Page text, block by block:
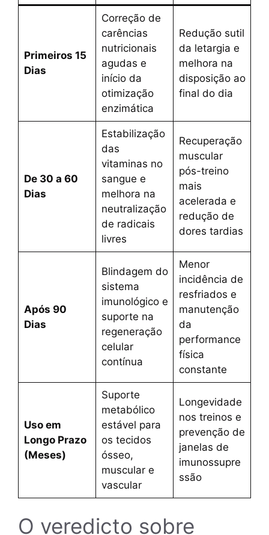
Primeiros 15
Dias
Correção de
carências
nutricionais
agudas e
início da
otimização
enzimática
Redução sutil
da letargia e
melhora na
disposição ao
final do dia
De 30 a 60
Dias
Estabilização
das
vitaminas no
sangue e
melhora na
neutralização
de radicais
livres
Recuperação
muscular
pós-treino
mais
acelerada e
redução de
dores tardias
Após 90
Dias
Blindagem do
sistema
imunológico e
suporte na
regeneração
celular
contínua
Menor
incidência de
resfriados e
manutenção
da
performance
física
constante
Uso em
Longo Prazo
(Meses)
Suporte
metabólico
estável para
os tecidos
ósseo,
muscular e
vascular
Longevidade
nos treinos e
prevenção de
janelas de
imunossupre
ssão
O veredicto sobre